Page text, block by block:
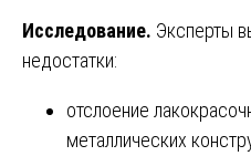
Исследование. Эксперты
недостатки:
отслоение
металлических